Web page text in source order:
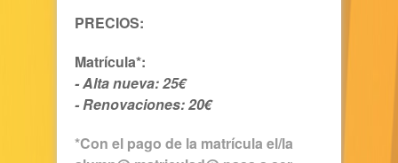
PRECIOS:
Matrícula*:
- Alta nueva: 25€
- Renovaciones: 20€
*Con el pago de la matrícula el/la